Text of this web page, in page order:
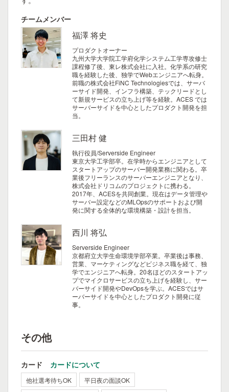
チームメンバー
福澤 将史
プロダクトオーナー
九州大学大学院工学府化学システム工学専攻修士
課程修了後、東レ株式会社に入社。化学系の研究
職を経験した後、独学でWebエンジニアへ転身。
前職の株式会社FiNC Technologiesでは、サーバ
ーサイド開発、インフラ構築、テックリードとし
て新規サービスの立ち上げ等を経験。ACES では
サーバーサイドを中心としたプロダクト開発を担
当。
三田村 健
執行役員/Serverside Engineer
東京大学工学部卒。在学時からエンジニアとして
スタートアップのサーバー開発業務に関わる。卒
業後フリーランスのサーバーエンジニアとなり、
株式会社ドリコムのプロジェクトに携わる。
2017年、ACESを共同創業。現在はデータ管理や
サーバー設定などのMLOpsのサポートおよび開
発に関する全体的な環境構築・設計を担当。
西川 将弘
Serverside Engineer
京都府立大学生命環境学部卒業。卒業後は事務、
営業、マーケティングなどビジネス職を経て、独
学でエンジニアへ転身。20名ほどのスタートアッ
プでマイクロサービスの立ち上げを経験し、サー
バーサイド開発やDevOpsを学ぶ。ACESではサ
ーバーサイドを中心としたプロダクト開発に従
事。
その他
カード カードについて
他社選考待ちOK
平日夜の面談OK